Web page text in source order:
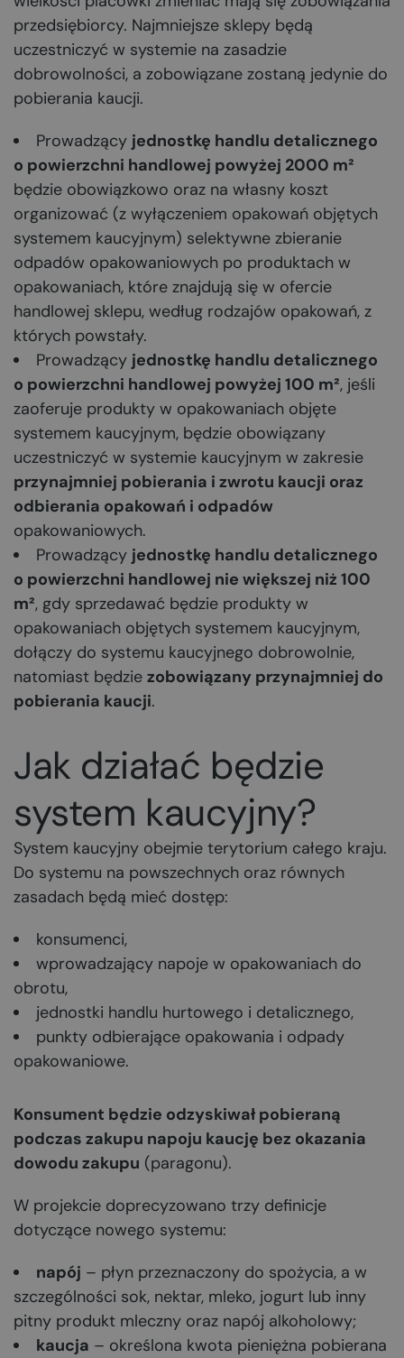
przedsiębiorcy. Najmniejsze sklepy będą
uczestniczyć w systemie na zasadzie
dobrowolności, a zobowiązane zostaną jedynie do
pobierania kaucji.
Prowadzący jednostkę handlu detalicznego
o powierzchni handlowej powyżej 2000 m²
będzie obowiązkowo oraz na własny koszt
organizować (z wyłączeniem opakowań objętych
systemem kaucyjnym) selektywne zbieranie
odpadów opakowaniowych po produktach w
opakowaniach, które znajdują się w ofercie
handlowej sklepu, według rodzajów opakowań, z
których powstały.
Prowadzący jednostkę handlu detalicznego
o powierzchni handlowej powyżej 100 m², jeśli
zaoferuje produkty w opakowaniach objęte
systemem kaucyjnym, będzie obowiązany
uczestniczyć w systemie kaucyjnym w zakresie
przynajmniej pobierania i zwrotu kaucji oraz
odbierania opakowań i odpadów
opakowaniowych.
Prowadzący jednostkę handlu detalicznego
o powierzchni handlowej nie większej niż 100
m², gdy sprzedawać będzie produkty w
opakowaniach objętych systemem kaucyjnym,
dołączy do systemu kaucyjnego dobrowolnie,
natomiast będzie zobowiązany przynajmniej do
pobierania kaucji.
Jak działać będzie
system kaucyjny?
System kaucyjny obejmie terytorium całego kraju.
Do systemu na powszechnych oraz równych
zasadach będą mieć dostęp:
konsumenci,
wprowadzający napoje w opakowaniach do
obrotu,
jednostki handlu hurtowego i detalicznego,
punkty odbierające opakowania i odpady
opakowaniowe.
Konsument będzie odzyskiwał pobieraną
podczas zakupu napoju kaucję bez okazania
dowodu zakupu (paragonu).
W projekcie doprecyzowano trzy definicje
dotyczące nowego systemu:
napój – płyn przeznaczony do spożycia, a w
szczególności sok, nektar, mleko, jogurt lub inny
pitny produkt mleczny oraz napój alkoholowy;
kaucja – określona kwota pieniężna pobierana